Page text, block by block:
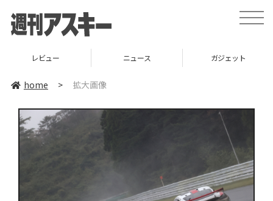
toggle
レビュー ニュース ガジェット
home > 拡大画像